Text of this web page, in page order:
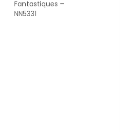
Fantastiques –
NN5331